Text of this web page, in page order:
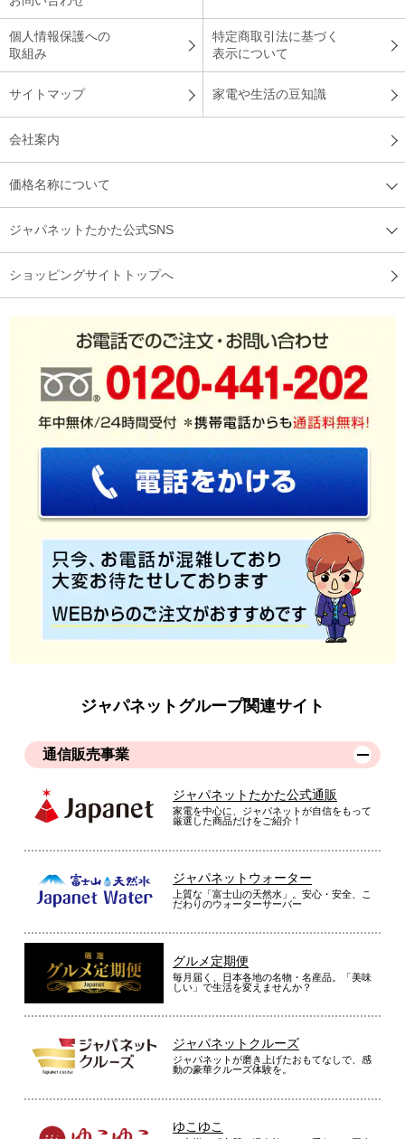
毛布だけでもあたたかいし、肌触りもいいので購入してよかっ
たです。
（宮城県50代N.F様）
暖かく包み込まれる！
使用していて暖かく包み込んでくれるので大変満足していま
す。 ぜひ知人などにも使って欲しい商品です。
肌触りが良くて高級感がある！
モリリン６層毛布毎年購入してます。今度はブルー色を購入し
ました。色はもっと青みが濃めの明るさが良いと思いました。
肌触りはすごく良くて高級感もあっておしゃれです。今年の冬
「お客様の声」は実際にご購入されたお客様からのご意見を掲載しておりま
個人情報保護への
取組み
特定商取引法に基づく
表示について
サイトマップ 家電や生活の豆知識
会社案内
価格名称について
ジャパネットたかた公式SNS
ショッピングサイトトップへ
ジャパネットグループ関連サイト
通信販売事業
ジャパネットたかた公式通販
家電を中心に、ジャパネットが自信をもって
厳選した商品だけをご紹介！
ジャパネットウォーター
上質な「富士山の天然水」。安心・安全、こ
だわりのウォーターサーバー
グルメ定期便
毎月届く、日本各地の名物・名産品。「美味
しい」で生活を変えませんか？
ジャパネットクルーズ
ジャパネットが磨き上げたおもてなしで、感
動の豪華クルーズ体験を。
ゆこゆこ